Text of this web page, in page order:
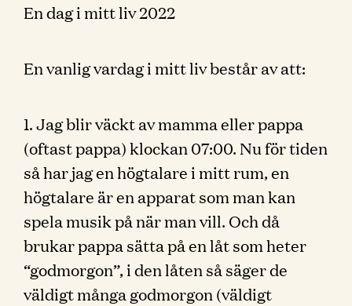
En dag i mitt liv 2022
En vanlig vardag i mitt liv består av att:
1. Jag blir väckt av mamma eller pappa
(oftast pappa) klockan 07:00. Nu för tiden
så har jag en högtalare i mitt rum, en
högtalare är en apparat som man kan
spela musik på när man vill. Och då
brukar pappa sätta på en låt som heter
“godmorgon”, i den låten så säger de
väldigt många godmorgon (väldigt